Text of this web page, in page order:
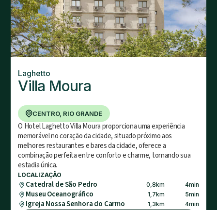
Laghetto
Villa Moura
CENTRO, RIO GRANDE
O Hotel Laghetto Villa Moura proporciona uma experiência
memorável no coração da cidade, situado próximo aos
melhores restaurantes e bares da cidade, oferece a
combinação perfeita entre conforto e charme, tornando sua
estadia única.
LOCALIZAÇÃO
Catedral de São Pedro 0,8km 4min
Museu Oceanográfico 1,7km 5min
Igreja Nossa Senhora do Carmo 1,3km 4min